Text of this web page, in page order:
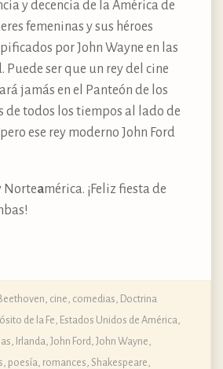
y decencia de la América de
femeninas y sus héroes
por John Wayne en las
Puede ser que un rey del cine
jamás en el Panteón de los
de todos los tiempos al lado de
ese rey moderno John Ford
Norteamérica. ¡Feliz fiesta de
cine comedias Doctrina
de la Fe Estados Unidos de América
Irlanda John Ford John Wayne
poesía romances Shakespeare